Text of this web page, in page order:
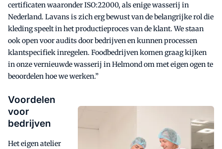
certificaten waaronder ISO:22000, als enige wasserij in
Nederland. Lavans is zich erg bewust van de belangrijke rol die
kleding speelt in het productieproces van de klant. We staan
ook open voor audits door bedrijven en kunnen processen
klantspecifiek inregelen. Foodbedrijven komen graag kijken
in onze vernieuwde wasserij in Helmond om met eigen ogen te
beoordelen hoe we werken.”
Voordelen
voor
bedrijven
Het eigen atelier